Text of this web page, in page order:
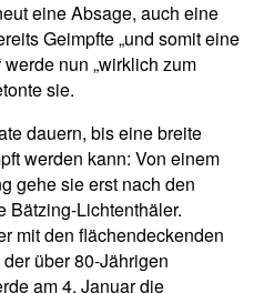
eine Absage, auch eine
Geimpfte „und somit eine
nun „wirklich zum
sie.
dauern, bis eine breite
werden kann: Von einem
gehe sie erst nach den
Bätzing-Lichtenthäler.
mit den flächendeckenden
über 80-Jährigen
am 4. Januar die